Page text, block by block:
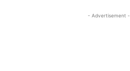
- Advertisement -